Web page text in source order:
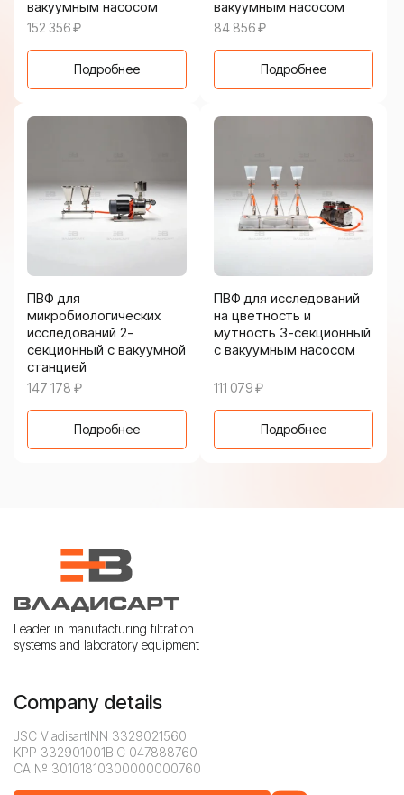
вакуумным насосом
152 356₽
Подробнее
вакуумным насосом
84 856₽
Подробнее
ПВФ для
микробиологических
исследований 2-
секционный с вакуумной
станцией
147 178 ₽
Подробнее
ПВФ для исследований
на цветность и
мутность 3-секционный
с вакуумным насосом
111 079₽
Подробнее
Leader in manufacturing filtration
systems and laboratory equipment
Company details
JSC VladisartINN 3329021560
KPP 332901001BIC 047888760
CA № 30101810300000000760